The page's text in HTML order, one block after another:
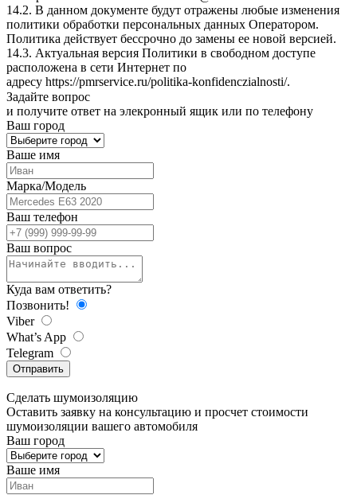
14.2. В данном документе будут отражены любые изменения
политики обработки персональных данных Оператором.
Политика действует бессрочно до замены ее новой версией.
14.3. Актуальная версия Политики в свободном доступе
расположена в сети Интернет по
адресу https://pmrservice.ru/politika-konfidenczialnosti/.
Задайте вопрос
и получите ответ на элекронный ящик или по телефону
Ваш город
Ваше имя
Марка/Модель
Ваш телефон
Ваш вопрос
Куда вам ответить?
Позвонить!
Viber
What’s App
Telegram
Отправить
Сделать шумоизоляцию
Оставить заявку на консультацию и просчет стоимости
шумоизоляции вашего автомобиля
Ваш город
Ваше имя